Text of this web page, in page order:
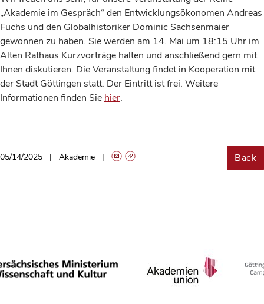
„Akademie im Gespräch“ den Entwicklungsökonomen Andreas
Fuchs und den Globalhistoriker Dominic Sachsenmaier
gewonnen zu haben. Sie werden am 14. Mai um 18:15 Uhr im
Alten Rathaus Kurzvorträge halten und anschließend gern mit
Ihnen diskutieren. Die Veranstaltung findet in Kooperation mit
der Stadt Göttingen statt. Der Eintritt ist frei. Weitere
Informationen finden Sie hier.
05/14/2025 Akademie Back